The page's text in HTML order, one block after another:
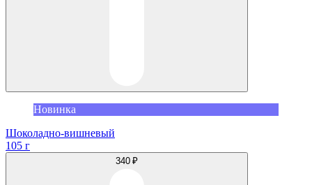
Новинка
Шоколадно-вишневый
105 г
340 ₽